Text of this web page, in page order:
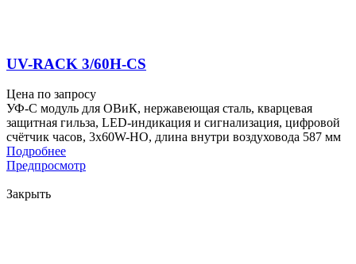
UV-RACK 3/60H-CS
Цена по запросу
УФ-С модуль для ОВиК, нержавеющая сталь, кварцевая
защитная гильза, LED-индикация и сигнализация, цифровой
счётчик часов, 3x60W-HO, длина внутри воздуховода 587 мм
Подробнее
Предпросмотр
Закрыть